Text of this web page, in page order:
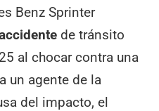
Benz Sprinter
de tránsito
al chocar contra una
un agente de la
del impacto, el